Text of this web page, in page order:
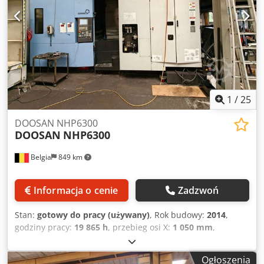
1 /25
Belgia 849 km
DOOSAN NHP6300
DOOSAN NHP6300
Informacja o cenie Zadzwoń
Stan: gotowy do pracy (używany), Rok budowy: 2014,
godziny pracy: 19 865 h, przebieg osi X: 1 050 mm,
, przesuw osi Z:
producent sterowników:FANUC, model sterownika:Series
Ogłoszenia